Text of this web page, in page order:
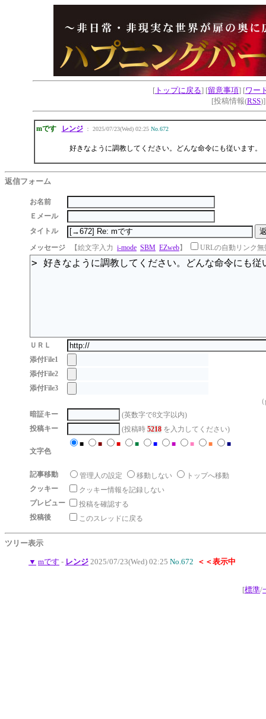
[ トップに戻る] [留意事項] [ワー
[投稿情報(RSS
mです レンジ： 2025/07/23(Wed) 02:25 No.672
好きなように調教してください。どんな命令にも従います。
返信フォーム
お名前
Ｅメール
タイトル
メッセージ
【絵文字入力 i-mode SBM EZweb】 URLの自動リンク無
ＵＲＬ
添付File1
添付File2
添付File3
暗証キー
(英数字で8文字以内)
投稿キー
(投稿時 5218 を入力してください)
文字色
■ ■ ■ ■ ■ ■ ■ ■ ■
記事移動 管理人の設定 移動しない
トップへ移動
クッキー
クッキー情報を記録しない
プレビュー
投稿を確認する
投稿後
このスレッドに戻る
ツリー表示
▼ mです - レンジ 2025/07/23(Wed) 02:25 No.672 ＜＜表示中
[標準/